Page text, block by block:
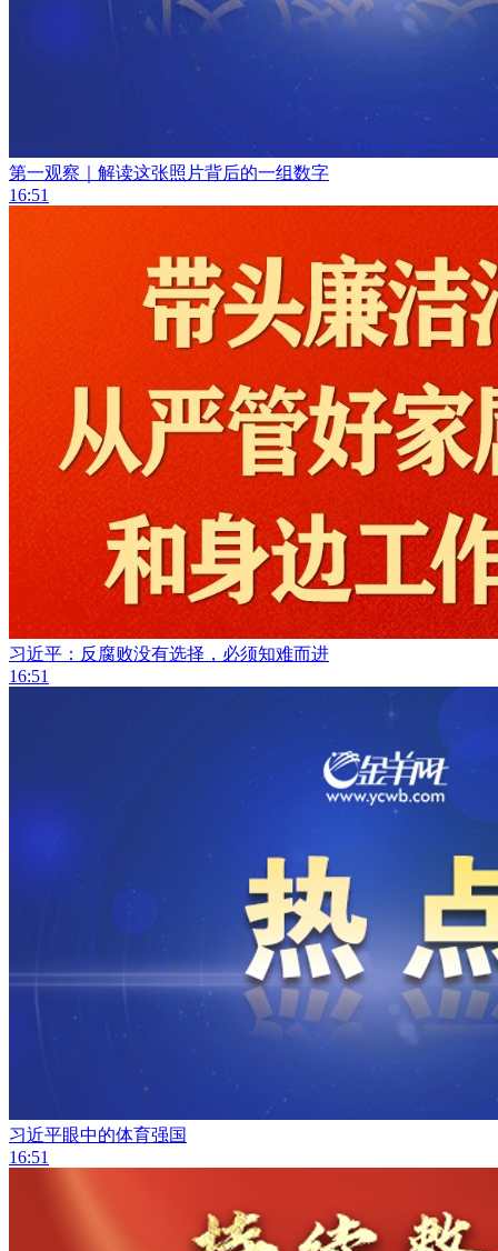
第一观察｜解读这张照片背后的一组数字
16:51
习近平：反腐败没有选择，必须知难而进
16:51
习近平眼中的体育强国
16:51